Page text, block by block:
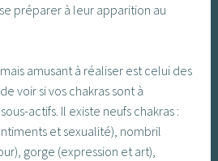
préparer à leur apparition au
amusant à réaliser est celui des
voir si vos chakras sont à
actifs. Il existe neufs chakras :
et sexualité), nombril
gorge (expression et art),